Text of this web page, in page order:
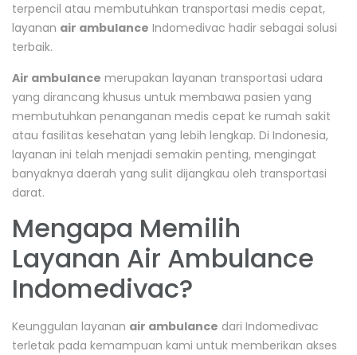
terpencil atau membutuhkan transportasi medis cepat,
layanan air ambulance Indomedivac hadir sebagai solusi
terbaik.
Air ambulance merupakan layanan transportasi udara
yang dirancang khusus untuk membawa pasien yang
membutuhkan penanganan medis cepat ke rumah sakit
atau fasilitas kesehatan yang lebih lengkap. Di Indonesia,
layanan ini telah menjadi semakin penting, mengingat
banyaknya daerah yang sulit dijangkau oleh transportasi
darat.
Mengapa Memilih
Layanan Air Ambulance
Indomedivac?
Keunggulan layanan air ambulance dari Indomedivac
terletak pada kemampuan kami untuk memberikan akses